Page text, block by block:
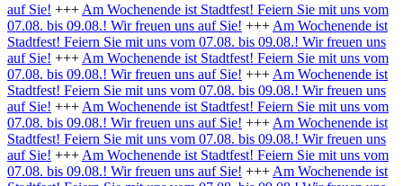
auf Sie! +++ Am Wochenende ist Stadtfest! Feiern Sie mit uns vom
07.08. bis 09.08.! Wir freuen uns auf Sie! +++ Am Wochenende ist
Stadtfest! Feiern Sie mit uns vom 07.08. bis 09.08.! Wir freuen uns
auf Sie! +++ Am Wochenende ist Stadtfest! Feiern Sie mit uns vom
07.08. bis 09.08.! Wir freuen uns auf Sie! +++ Am Wochenende ist
Stadtfest! Feiern Sie mit uns vom 07.08. bis 09.08.! Wir freuen uns
auf Sie! +++ Am Wochenende ist Stadtfest! Feiern Sie mit uns vom
07.08. bis 09.08.! Wir freuen uns auf Sie! +++ Am Wochenende ist
Stadtfest! Feiern Sie mit uns vom 07.08. bis 09.08.! Wir freuen uns
auf Sie! +++ Am Wochenende ist Stadtfest! Feiern Sie mit uns vom
07.08. bis 09.08.! Wir freuen uns auf Sie! +++ Am Wochenende ist